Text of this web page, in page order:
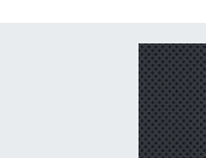
EKONOMİ
SAĞLIK